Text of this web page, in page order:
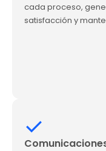
cada proceso,
satisfacción y